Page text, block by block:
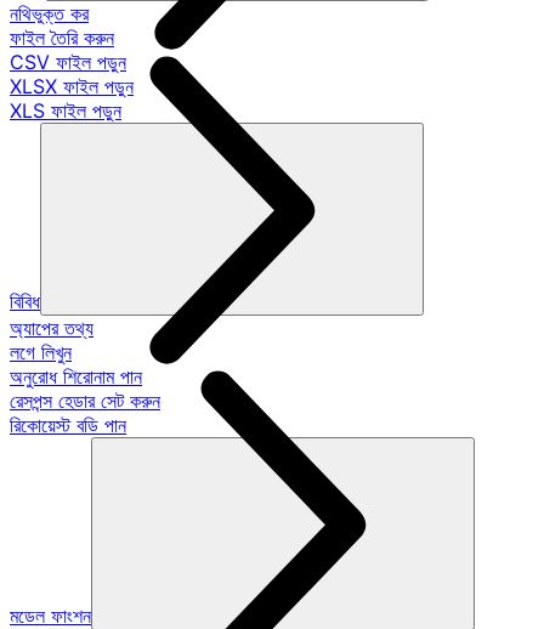
নথিভুক্ত কর
ফাইল তৈরি করুন
CSV ফাইল পড়ুন
XLSX ফাইল পড়ুন
XLS ফাইল পড়ুন
বিবিধ
অ্যাপের তথ্য
লগে লিখুন
অনুরোধ শিরোনাম পান
রেসপন্স হেডার সেট করুন
রিকোয়েস্ট বডি পান
মডেল ফাংশন